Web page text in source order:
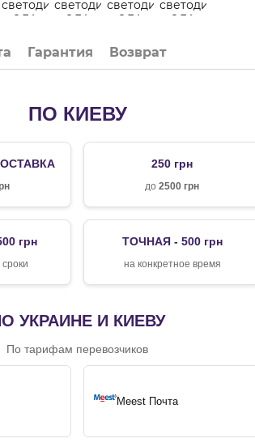
Гарантия Возврат
ПО КИЕВУ
250 грн
до2500 грн
грн ТОЧНАЯ - 500 грн
на конкретное время
УКРАИНЕ И КИЕВУ
По тарифам перевозчиков
Meest Почта